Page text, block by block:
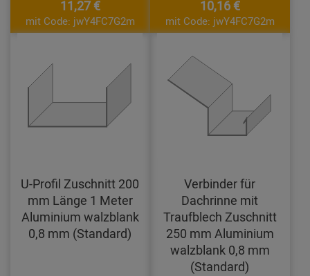
11,27 €
mit Code: jwY4FC7G2m
10,16 €
mit Code: jwY4FC7G2m
U-Profil Zuschnitt 200
mm Länge 1 Meter
Aluminium walzblank
0,8 mm (Standard)
Verbinder für
Dachrinne mit
Traufblech Zuschnitt
250 mm Aluminium
walzblank 0,8 mm
(Standard)